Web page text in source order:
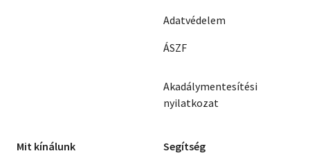
Adatvédelem
ÁSZF
Akadálymentesítési
nyilatkozat
Mit kínálunk Segítség